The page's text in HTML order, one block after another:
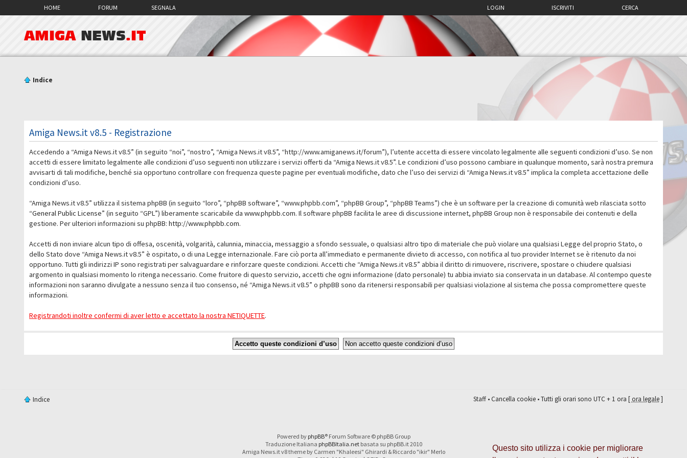
Questo sito utilizza i cookie per migliorare
HOME FORUM SEGNALA CERCA
ISCRIVITI
LOGIN
AMIGA NEWS.IT
Indice
Amiga News.it v8.5 - Registrazione
Accedendo a “Amiga News.it v8.5” (in seguito “noi”, “nostro”, “Amiga News.it v8.5”, “http://www.amiganews.it/forum”), l’utente accetta di essere vincolato legalmente alle seguenti condizioni d’uso. Se non
accetti di essere limitato legalmente alle condizioni d’uso seguenti non utilizzare i servizi offerti da “Amiga News.it v8.5”. Le condizioni d’uso possono cambiare in qualunque momento, sarà nostra premura
avvisarti di tali modifiche, benché sia opportuno controllare con frequenza queste pagine per eventuali modifiche, dato che l’uso dei servizi di “Amiga News.it v8.5” implica la completa accettazione delle
condizioni d’uso.
“Amiga News.it v8.5” utilizza il sistema phpBB (in seguito “loro”, “phpBB software”, “www.phpbb.com”, “phpBB Group”, “phpBB Teams”) che è un software per la creazione di comunità web rilasciata sotto
“General Public License” (in seguito “GPL”) liberamente scaricabile dawww.phpbb.com. Il software phpBB facilita le aree di discussione internet, phpBB Group non è responsabile dei contenuti e della
gestione. Per ulteriori informazioni su phpBB:http://www.phpbb.com.
Accetti di non inviare alcun tipo di offesa, oscenità, volgarità, calunnia, minaccia, messaggio a sfondo sessuale, o qualsiasi altro tipo di materiale che può violare una qualsiasi Legge del proprio Stato, o
dello Stato dove “Amiga News.it v8.5” è ospitato, o di una Legge internazionale. Fare ciò porta all’immediato e permanente divieto di accesso, con notifica al tuo provider Internet se è ritenuto da noi
opportuno. Tutti gli indirizzi IP sono registrati per salvaguardare e rinforzare queste condizioni. Accetti che “Amiga News.it v8.5” abbia il diritto di rimuovere, riscrivere, spostare o chiudere qualsiasi
argomento in qualsiasi momento lo ritenga necessario. Come fruitore di questo servizio, accetti che ogni informazione (dato personale) tu abbia inviato sia conservata in un database. Al contempo queste
informazioni non saranno divulgate a nessuno senza il tuo consenso, né “Amiga News.it v8.5” o phpBB sono da ritenersi responsabili per qualsiasi violazione al sistema che possa compromettere queste
informazioni.
Registrandoti inoltre confermi di aver letto e accettato la nostra NETIQUETTE.
Indice Staff•Cancella cookie• Tutti gli orari sono UTC + 1 ora [ora legale]
Powered by phpBB® Forum Software © phpBB Group
Traduzione Italiana phpBBItalia.netbasata su phpBB.it 2010
Amiga News.it v8 theme by Carmen "Khaleesi" Ghirardi & Riccardo "ikir" Merlo